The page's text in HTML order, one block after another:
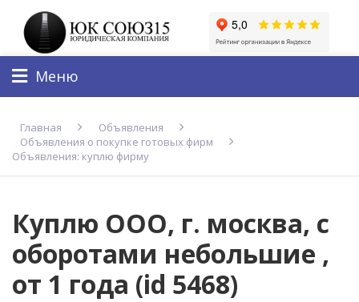
Меню
Главная
Объявления
Объявления о покупке готовых фирм
Объявления: куплю фирму
Куплю ООО, г. москва, с
оборотами небольшие ,
от 1 года (id 5468)